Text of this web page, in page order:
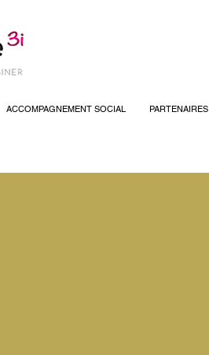
ACCOMPAGNEMENT SOCIAL PARTENAIRES